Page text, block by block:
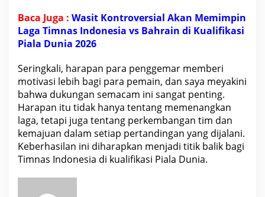
Baca Juga : Wasit Kontroversial Akan Memimpin
Laga Timnas Indonesia vs Bahrain di Kualifikasi
Piala Dunia 2026
Seringkali, harapan para penggemar memberi
motivasi lebih bagi para pemain, dan saya meyakini
bahwa dukungan semacam ini sangat penting.
Harapan itu tidak hanya tentang memenangkan
laga, tetapi juga tentang perkembangan tim dan
kemajuan dalam setiap pertandingan yang dijalani.
Keberhasilan ini diharapkan menjadi titik balik bagi
Timnas Indonesia di kualifikasi Piala Dunia.